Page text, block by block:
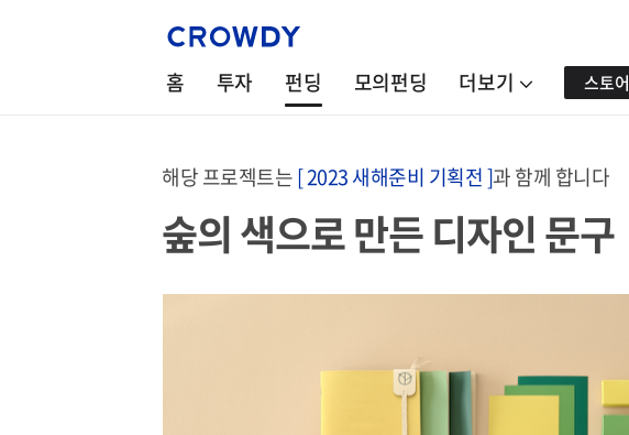
홈 투자 펀딩 모의펀딩 더보기 스토어
해당 프로젝트는[ 2023 새해준비 기획전 ]과 함께 합니다
숲의 색으로 만든 디자인 문구